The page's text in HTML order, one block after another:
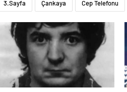
3.Sayfa Çankaya Cep Telefonu